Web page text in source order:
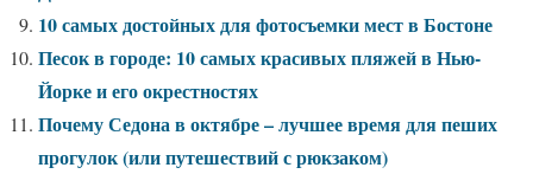
10 самых достойных для фотосъемки мест в Бостоне
Песок в городе: 10 самых красивых пляжей в Нью-
Йорке и его окрестностях
Почему Седона в октябре – лучшее время для пеших
прогулок (или путешествий с рюкзаком)